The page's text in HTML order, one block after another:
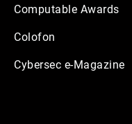
Computable Awards
Colofon
Cybersec e-Magazine